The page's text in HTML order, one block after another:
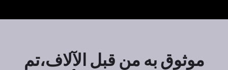
موثوق به من قبل الآلاف،تم